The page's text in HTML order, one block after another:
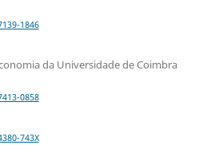
1846
da Universidade de Coimbra
0858
743X